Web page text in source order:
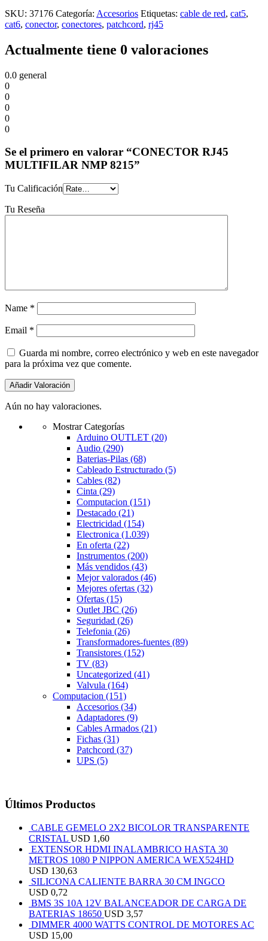
SKU: 37176 Categoría: Accesorios Etiquetas: cable de red, cat5,
cat6, conector, conectores, patchcord, rj45
Actualmente tiene 0 valoraciones
0.0 general
0
0
0
0
0
Se el primero en valorar “CONECTOR RJ45
MULTIFILAR NMP 8215”
Tu Calificación
Tu Reseña
Name *
Email *
Guarda mi nombre, correo electrónico y web en este navegador
para la próxima vez que comente.
Aún no hay valoraciones.
Mostrar Categorías
Arduino OUTLET (20)
Audio (290)
Baterias-Pilas (68)
Cableado Estructurado (5)
Cables (82)
Cinta (29)
Computacion (151)
Destacado (21)
Electricidad (154)
Electronica (1.039)
En oferta (22)
Instrumentos (200)
Más vendidos (43)
Mejor valorados (46)
Mejores ofertas (32)
Ofertas (15)
Outlet JBC (26)
Seguridad (26)
Telefonia (26)
Transformadores-fuentes (89)
Transistores (152)
TV (83)
Uncategorized (41)
Valvula (164)
Computacion (151)
Accesorios (34)
Adaptadores (9)
Cables Armados (21)
Fichas (31)
Patchcord (37)
UPS (5)
Últimos Productos
CABLE GEMELO 2X2 BICOLOR TRANSPARENTE
CRISTAL USD 1,60
EXTENSOR HDMI INALAMBRICO HASTA 30
METROS 1080 P NIPPON AMERICA WEX524HD
USD 130,63
SILICONA CALIENTE BARRA 30 CM INGCO
USD 0,72
BMS 3S 10A 12V BALANCEADOR DE CARGA DE
BATERIAS 18650 USD 3,57
DIMMER 4000 WATTS CONTROL DE MOTORES AC
USD 15,00